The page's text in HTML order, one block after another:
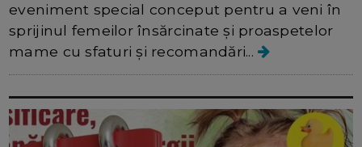
eveniment special conceput pentru a veni în
sprijinul femeilor însărcinate și proaspetelor
mame cu sfaturi și recomandări...